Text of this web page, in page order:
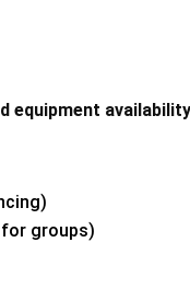
equipment availability
groups)